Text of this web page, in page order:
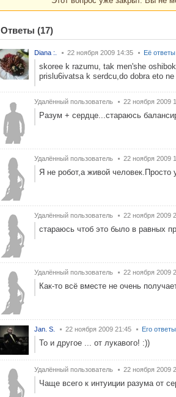
Ответы (17)
Diana :. 22 ноября 2009 14:35 Её ответы
skoree k razumu, tak men'she
prislu6ivatsa k serdcu,do dobra eto
Удалённый пользователь 22 ноября 2009
Разум + сердце...стараюсь
Удалённый пользователь 22 ноября 2009
Я не робот,а живой человек.Просто
Удалённый пользователь 22 ноября 2009
стараюсь чтоб это было в равных
Удалённый пользователь 22 ноября 2009
Как-то всё вместе не очень
Jan. S. 22 ноября 2009 21:45 Его ответы
То и другое ... от лукавого! :))
Удалённый пользователь 22 ноября 2009
Чаще всего к интуиции разума от